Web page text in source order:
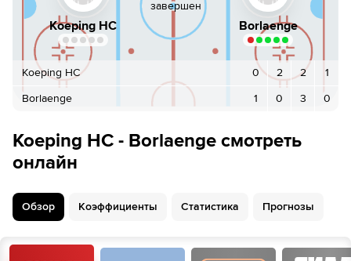
Koeping HC
завершен
Borlaenge
Koeping HC 0 2 2
1
Borlaenge
1 0 3 0
Koeping HC - Borlaenge смотреть
онлайн
Обзор Коэффициенты Статистика Прогнозы